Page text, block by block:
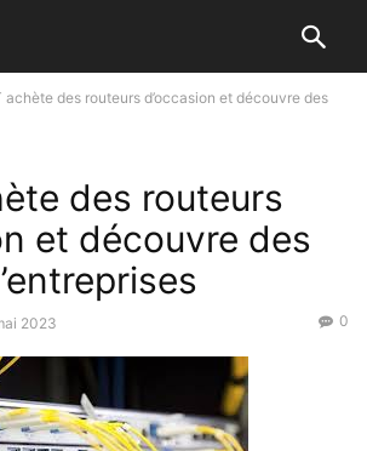
achète des routeurs d’occasion et découvre des
des routeurs
et découvre des
2023 0